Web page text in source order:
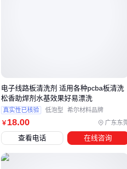
隐患。
残留
难除，需要清洗剂具有更强的渗透
剂清洗剂通常添加活性组分，但
￥18.00 广东东
电子线路板清洗剂 适用各种pcba板清洗
松香助焊剂水基效果好易漂洗
真实性已核验 低泡型 希尔材料品牌
查看电话 在线咨询